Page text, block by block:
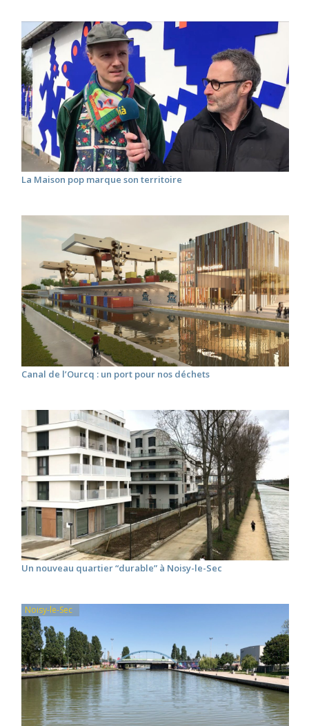
La Maison pop marque son territoire
Canal de l’Ourcq : un port pour nos déchets
Un nouveau quartier “durable” à Noisy-le-Sec
Noisy-le-Sec